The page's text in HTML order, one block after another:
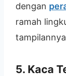
dengan
ramah
5. Kaca